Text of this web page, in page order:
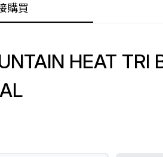
購買
HEAT TRI